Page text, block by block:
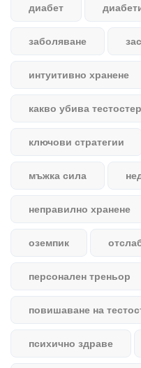
диабет
заболяване
интуитивно хранене
какво убива
ключови стратегии
мъжка сила
неправилно хранене
оземпик
персонален треньор
повишаване на
психично здраве